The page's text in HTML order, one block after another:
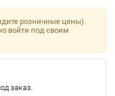
розничные цены).
войти под своим
заказ.